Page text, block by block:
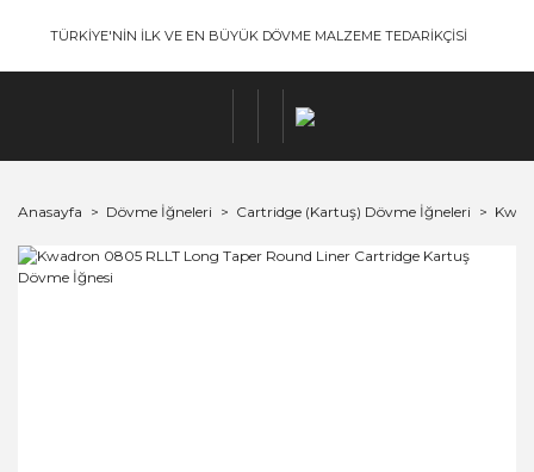
TÜRKİYE'NİN İLK VE EN BÜYÜK DÖVME MALZEME TEDARİKÇİSİ
Anasayfa Dövme İğneleri Cartridge (Kartuş) Dövme İğneleri